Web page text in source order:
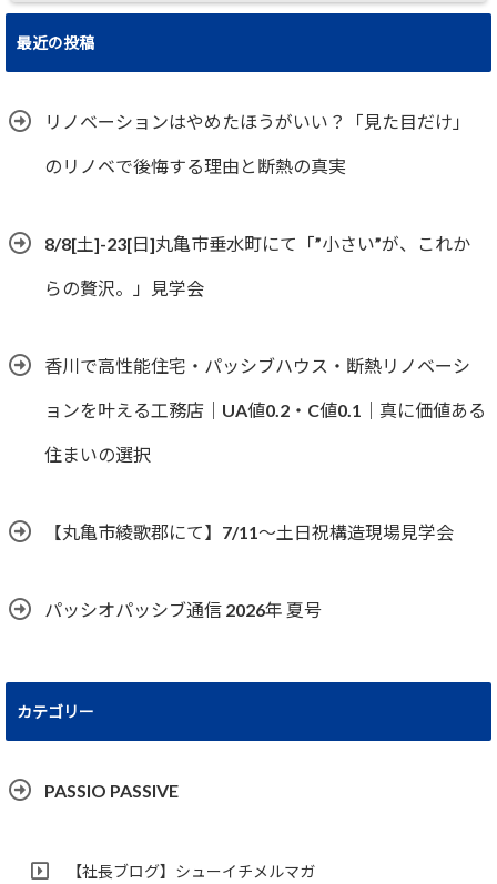
最近の投稿
リノベーションはやめたほうがいい？「見た目だけ」
のリノベで後悔する理由と断熱の真実
8/8[土]-23[日]丸亀市垂水町にて「”小さい”が、これか
らの贅沢。」見学会
香川で高性能住宅・パッシブハウス・断熱リノベーシ
ョンを叶える工務店｜UA値0.2・C値0.1｜真に価値ある
住まいの選択
【丸亀市綾歌郡にて】7/11～土日祝構造現場見学会
パッシオパッシブ通信 2026年 夏号
カテゴリー
PASSIO PASSIVE
【社長ブログ】シューイチメルマガ